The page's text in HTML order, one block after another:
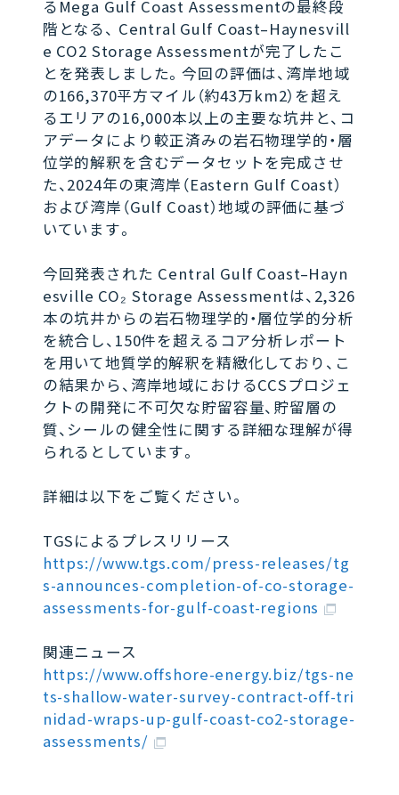
るMega Gulf Coast Assessmentの最終段
階となる、 Central Gulf Coast–Haynesvill
e CO2 Storage Assessmentが完了したこ
とを発表しました。今回の評価は、湾岸地域
の166,370平方マイル（約43万km2）を超え
るエリアの16,000本以上の主要な坑井と、コ
アデータにより較正済みの岩石物理学的・層
位学的解釈を含むデータセットを完成させ
た、2024年の東湾岸（Eastern Gulf Coast）
および湾岸（Gulf Coast）地域の評価に基づ
いています。
今回発表された Central Gulf Coast–Hayn
esville CO₂ Storage Assessmentは、2,326
本の坑井からの岩石物理学的・層位学的分析
を統合し、150件を超えるコア分析レポート
を用いて地質学的解釈を精緻化しており、こ
の結果から、湾岸地域におけるCCSプロジェ
クトの開発に不可欠な貯留容量、貯留層の
質、シールの健全性に関する詳細な理解が得
られるとしています。
詳細は以下をご覧ください。
TGSによるプレスリリース
https://www.tgs.com/press-releases/tg
s-announces-completion-of-co-storage-
assessments-for-gulf-coast-regions
関連ニュース
https://www.offshore-energy.biz/tgs-ne
ts-shallow-water-survey-contract-off-tri
nidad-wraps-up-gulf-coast-co2-storage-
assessments/